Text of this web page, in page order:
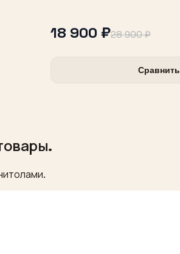
18 900 ₽28 900 ₽
Сравнить